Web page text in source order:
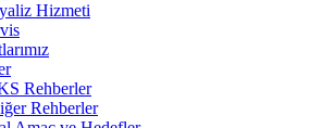
Hizmeti
Rehberler
Rehberler